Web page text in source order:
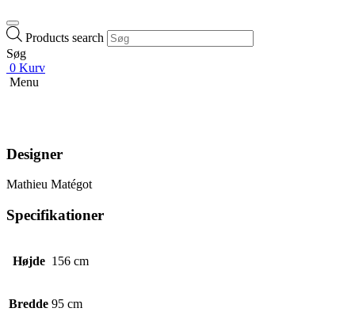
Products search
Søg
0 Kurv
Menu
Designer
Mathieu Matégot
Specifikationer
Højde 156 cm
Bredde 95 cm